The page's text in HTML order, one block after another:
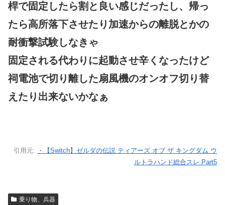
桿で固定したら割と良い感じだったし、帰っ
たら高所落下させたり加速からの離脱とかの
耐衝撃試験しなきゃ
固定される代わりに起動させ辛くなったけど
祠電池で切り離した扇風機のオンオフ切り替
えたり出来ないかなぁ
引用元:
・【Switch】ゼルダの伝説 ティアーズ オブ ザ キングダム ウ
ルトラハンド総合スレ Part5
乗り物、兵器